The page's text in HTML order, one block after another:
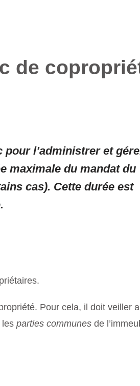
de
l’administrer et
maximale du mandat du
cas). Cette durée est
Pour cela, il doit veiller
les parties communes de